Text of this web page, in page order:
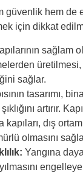
güvenlik hem de
için dikkat
sağlam
sağlar.
tasarımı,
artırır.
kapıları, dış
olmasını
Yangına